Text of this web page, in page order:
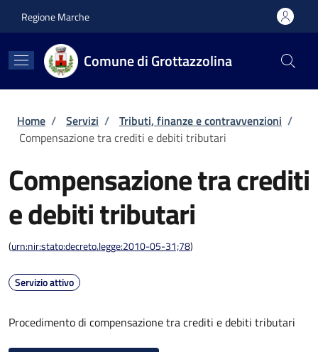
Regione Marche
Comune di Grottazzolina
Briciole di pane
Home / Servizi / Tributi, finanze e contravvenzioni /
Compensazione tra crediti e debiti tributari
Compensazione tra crediti
e debiti tributari
(urn:nir:stato:decreto.legge:2010-05-31;78)
Servizio attivo
Procedimento di compensazione tra crediti e debiti tributari